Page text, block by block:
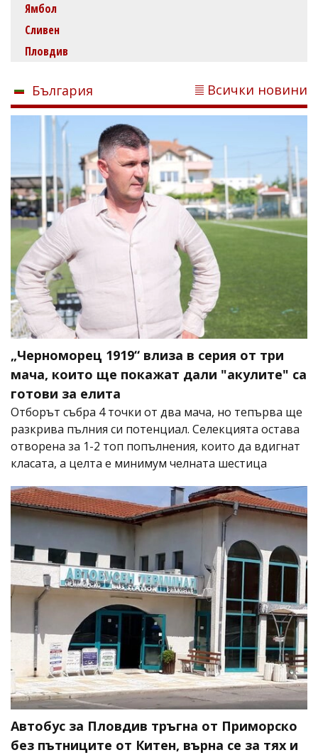
Ямбол
Сливен
Пловдив
България Всички новини
„Черноморец 1919“ влиза в серия от три
мача, които ще покажат дали "акулите" са
готови за елита
Отборът събра 4 точки от два мача, но тепърва ще
разкрива пълния си потенциал. Селекцията остава
отворена за 1-2 топ попълнения, които да вдигнат
класата, а целта е минимум челната шестица
Автобус за Пловдив тръгна от Приморско
без пътниците от Китен, върна се за тях и